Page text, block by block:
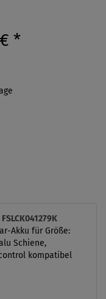
*
Akku für Größe:
Schiene,
kompatibel